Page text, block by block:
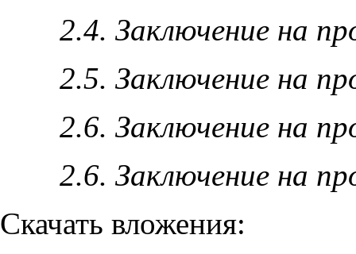
2.4. Заключение на
2.5. Заключение на
2.6. Заключение на
2.6. Заключение на
Скачать вложения: